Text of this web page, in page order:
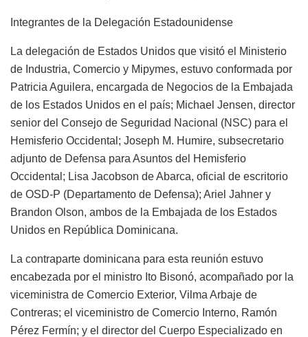
Integrantes de la Delegación Estadounidense
La delegación de Estados Unidos que visitó el Ministerio
de Industria, Comercio y Mipymes, estuvo conformada por
Patricia Aguilera, encargada de Negocios de la Embajada
de los Estados Unidos en el país; Michael Jensen, director
senior del Consejo de Seguridad Nacional (NSC) para el
Hemisferio Occidental; Joseph M. Humire, subsecretario
adjunto de Defensa para Asuntos del Hemisferio
Occidental; Lisa Jacobson de Abarca, oficial de escritorio
de OSD-P (Departamento de Defensa); Ariel Jahner y
Brandon Olson, ambos de la Embajada de los Estados
Unidos en República Dominicana.
La contraparte dominicana para esta reunión estuvo
encabezada por el ministro Ito Bisonó, acompañado por la
viceministra de Comercio Exterior, Vilma Arbaje de
Contreras; el viceministro de Comercio Interno, Ramón
Pérez Fermín; y el director del Cuerpo Especializado en